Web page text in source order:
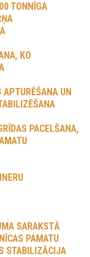
TONNĪGA
KO
UN
PACELŠANA,
SARAKSTĀ
PAMATU
STABILIZĀCIJA